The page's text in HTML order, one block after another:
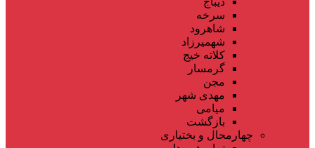
سرخه
شاهرود
شهمیرزاد
کلاته خیج
گرمسار
مجن
مهدی شهر
میامی
بازگشت
چهارمحال و بختیاری